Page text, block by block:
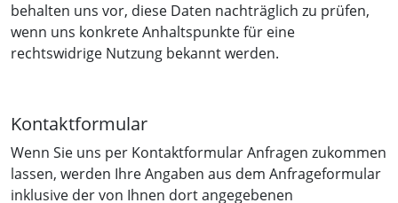
behalten uns vor, diese Daten nachträglich zu prüfen,
wenn uns konkrete Anhaltspunkte für eine
rechtswidrige Nutzung bekannt werden.
Kontaktformular
Wenn Sie uns per Kontaktformular Anfragen zukommen
lassen, werden Ihre Angaben aus dem Anfrageformular
inklusive der von Ihnen dort angegebenen